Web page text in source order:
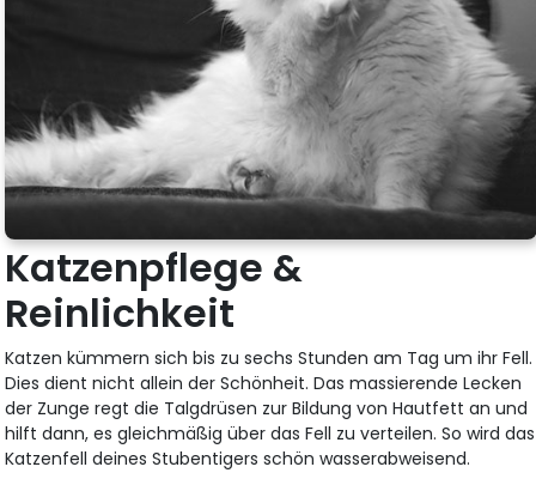
Katzenpflege &
Reinlichkeit
Katzen kümmern sich bis zu sechs Stunden am Tag um ihr Fell.
Dies dient nicht allein der Schönheit. Das massierende Lecken
der Zunge regt die Talgdrüsen zur Bildung von Hautfett an und
hilft dann, es gleichmäßig über das Fell zu verteilen. So wird das
Katzenfell deines Stubentigers schön wasserabweisend.